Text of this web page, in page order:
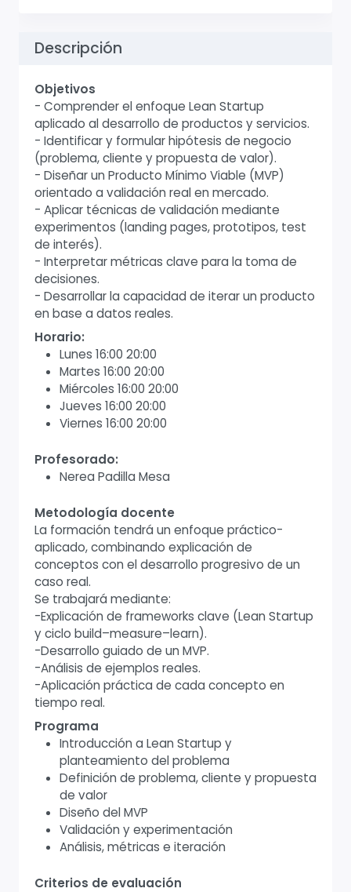
Descripción
Objetivos
- Comprender el enfoque Lean Startup
aplicado al desarrollo de productos y servicios.
- Identificar y formular hipótesis de negocio
(problema, cliente y propuesta de valor).
- Diseñar un Producto Mínimo Viable (MVP)
orientado a validación real en mercado.
- Aplicar técnicas de validación mediante
experimentos (landing pages, prototipos, test
de interés).
- Interpretar métricas clave para la toma de
decisiones.
- Desarrollar la capacidad de iterar un producto
en base a datos reales.
Horario:
Lunes 16:00 20:00
Martes 16:00 20:00
Miércoles 16:00 20:00
Jueves 16:00 20:00
Viernes 16:00 20:00
Profesorado:
Nerea Padilla Mesa
Metodología docente
La formación tendrá un enfoque práctico-
aplicado, combinando explicación de
conceptos con el desarrollo progresivo de un
caso real.
Se trabajará mediante:
-Explicación de frameworks clave (Lean Startup
y ciclo build–measure–learn).
-Desarrollo guiado de un MVP.
-Análisis de ejemplos reales.
-Aplicación práctica de cada concepto en
tiempo real.
Programa
Introducción a Lean Startup y
planteamiento del problema
Definición de problema, cliente y propuesta
de valor
Diseño del MVP
Validación y experimentación
Análisis, métricas e iteración
Criterios de evaluación